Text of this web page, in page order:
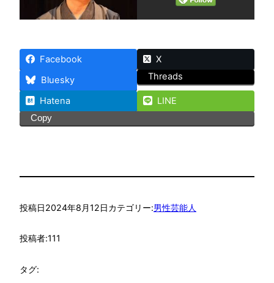
Facebook
X
Bluesky
Threads
Hatena LINE
Copy
投稿日2024年8月12日カテゴリー:男性芸能人
投稿者:111
タグ: